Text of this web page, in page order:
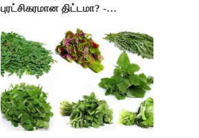
புரட்சிகரமான திட்டமா? -